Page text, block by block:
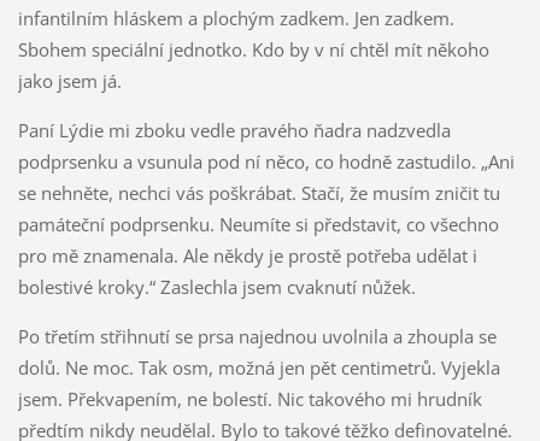
infantilním hláskem a plochým zadkem. Jen zadkem.
Sbohem speciální jednotko. Kdo by v ní chtěl mít někoho
jako jsem já.
Paní Lýdie mi zboku vedle pravého ňadra nadzvedla
podprsenku a vsunula pod ní něco, co hodně zastudilo. „Ani
se nehněte, nechci vás poškrábat. Stačí, že musím zničit tu
památeční podprsenku. Neumíte si představit, co všechno
pro mě znamenala. Ale někdy je prostě potřeba udělat i
bolestivé kroky.“ Zaslechla jsem cvaknutí nůžek.
Po třetím střihnutí se prsa najednou uvolnila a zhoupla se
dolů. Ne moc. Tak osm, možná jen pět centimetrů. Vyjekla
jsem. Překvapením, ne bolestí. Nic takového mi hrudník
předtím nikdy neudělal. Bylo to takové těžko definovatelné.